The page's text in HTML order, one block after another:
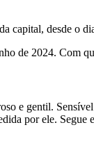
capital, desde o
de 2024. Com
e gentil.
por ele. Segue